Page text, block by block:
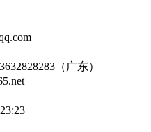
（广东）